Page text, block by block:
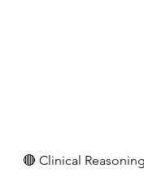
🔴 Clinical